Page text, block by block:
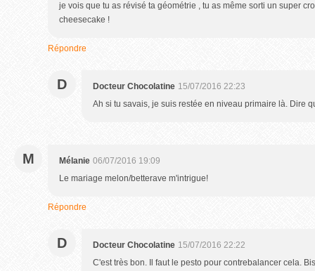
je vois que tu as révisé ta géométrie , tu as même sorti un super
cheesecake !
Répondre
D Docteur Chocolatine 15/07/2016 22:23
Ah si tu savais, je suis restée en niveau primaire là. Dire
M Mélanie 06/07/2016 19:09
Le mariage melon/betterave m'intrigue!
Répondre
D Docteur Chocolatine 15/07/2016 22:22
C'est très bon. Il faut le pesto pour contrebalancer cela.